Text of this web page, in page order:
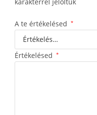
A te értékelésed *
Értékelésed *